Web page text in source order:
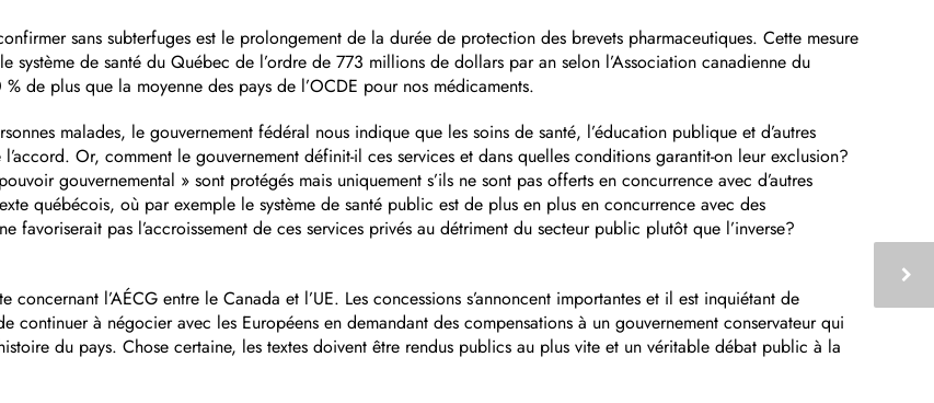
sans subterfuges est le prolongement de la durée de protection des brevets pharmaceutiques. Cette mesure
système de santé du Québec de l’ordre de 773 millions de dollars par an selon l’Association canadienne du
de plus que la moyenne des pays de l’OCDE pour nos médicaments.
malades, le gouvernement fédéral nous indique que les soins de santé, l’éducation publique et d’autres
Or, comment le gouvernement définit-il ces services et dans quelles conditions garantit-on leur exclusion?
gouvernemental » sont protégés mais uniquement s’ils ne sont pas offerts en concurrence avec d’autres
québécois, où par exemple le système de santé public est de plus en plus en concurrence avec des
favoriserait pas l’accroissement de ces services privés au détriment du secteur public plutôt que l’inverse?
l’AÉCG entre le Canada et l’UE. Les concessions s’annoncent importantes et il est inquiétant de
continuer à négocier avec les Européens en demandant des compensations à un gouvernement conservateur qui
du pays. Chose certaine, les textes doivent être rendus publics au plus vite et un véritable débat public à la